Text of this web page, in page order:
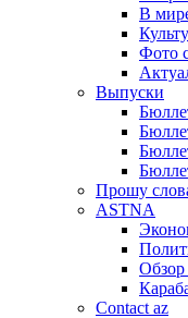
В
Фото
Выпуски
Прошу
ASTNA
Contact az